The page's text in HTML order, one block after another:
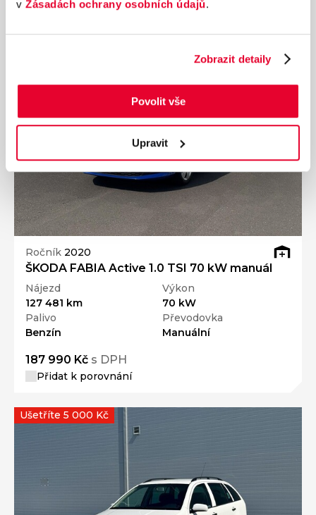
v Zásadách ochrany osobních údajů.
Zobrazit detaily
Povolit vše
Upravit
Ročník 2020
ŠKODA FABIA Active 1.0 TSI 70 kW manuál
Nájezd
127 481 km
Výkon
70 kW
Palivo
Benzín
Převodovka
Manuální
187 990 Kč s DPH
Přidat k porovnání
Ušetříte 5 000 Kč